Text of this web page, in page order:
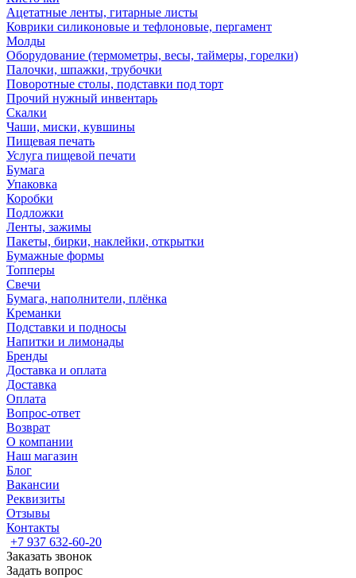
Ацетатные ленты, гитарные листы
Коврики силиконовые и тефлоновые, пергамент
Молды
Оборудование (термометры, весы, таймеры, горелки)
Палочки, шпажки, трубочки
Поворотные столы, подставки под торт
Прочий нужный инвентарь
Скалки
Чаши, миски, кувшины
Пищевая печать
Услуга пищевой печати
Бумага
Упаковка
Коробки
Подложки
Ленты, зажимы
Пакеты, бирки, наклейки, открытки
Бумажные формы
Топперы
Свечи
Бумага, наполнители, плёнка
Креманки
Подставки и подносы
Напитки и лимонады
Бренды
Доставка и оплата
Доставка
Оплата
Вопрос-ответ
Возврат
О компании
Наш магазин
Блог
Вакансии
Реквизиты
Отзывы
Контакты
+7 937 632-60-20
Заказать звонок
Задать вопрос